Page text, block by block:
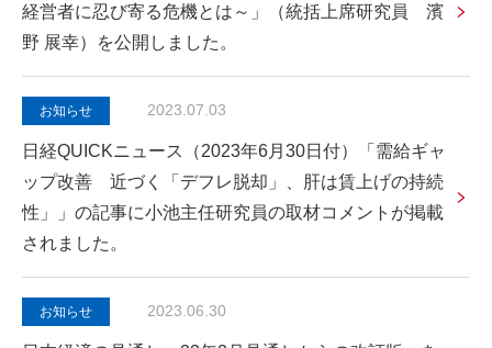
経営者に忍び寄る危機とは～」（統括上席研究員 濱
野 展幸）を公開しました。
お知らせ 2023.07.03
日経QUICKニュース（2023年6月30日付）「需給ギャ
ップ改善 近づく「デフレ脱却」、肝は賃上げの持続
性」」の記事に小池主任研究員の取材コメントが掲載
されました。
お知らせ 2023.06.30